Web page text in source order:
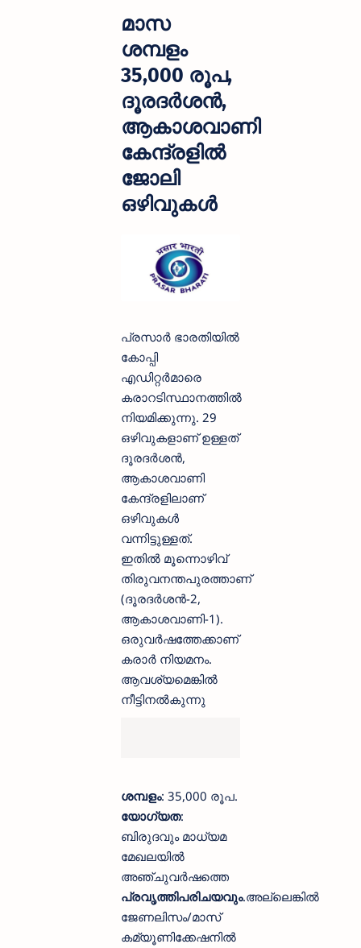
ഒഴിവുകൾ
മാസ
ശമ്പളം
35,000 രൂപ,
ദൂരദർശൻ,
ആകാശവാണി
കേന്ദ്രളിൽ
ജോലി
ഒഴിവുകൾ
പ്രസാർ ഭാരതിയിൽ
കോപ്പി
എഡിറ്റർമാരെ
കരാറടിസ്ഥാനത്തിൽ
നിയമിക്കുന്നു. 29
ഒഴിവുകളാണ് ഉള്ളത്
ദൂരദർശൻ,
ആകാശവാണി
കേന്ദ്രളിലാണ്
ഒഴിവുകൾ
വന്നിട്ടുള്ളത്.
ഇതിൽ മൂന്നൊഴിവ്
തിരുവനന്തപുരത്താണ്
(ദൂരദർശൻ-2,
ആകാശവാണി-1).
ഒരുവർഷത്തേക്കാണ്
കരാർ നിയമനം.
ആവശ്യമെങ്കിൽ
നീട്ടിനൽകുന്നു
ശമ്പളം: 35,000 രൂപ.
യോഗ്യത:
ബിരുദവും മാധ്യമ
മേഖലയിൽ
അഞ്ചുവർഷത്തെ
പ്രവൃത്തിപരിചയവും.അല്ലെങ്കിൽ
ജേണലിസം/മാസ്
കമ്യൂണിക്കേഷനിൽ